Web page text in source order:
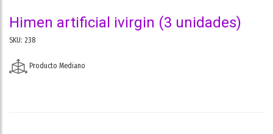
himen artificial ivirgin (3 unidades)
SKU: 238
Producto Mediano